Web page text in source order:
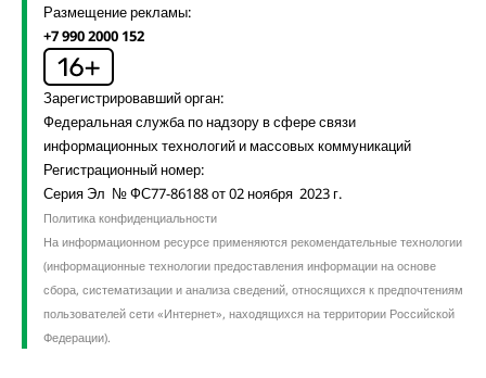
Размещение рекламы:
+7 990 2000 152
Зарегистрировавший орган:
Федеральная служба по надзору в сфере связи
информационных технологий и массовых коммуникаций
Регистрационный номер:
Серия Эл № ФС77-86188 от 02 ноября 2023 г.
Политика конфиденциальности
На информационном ресурсе применяются рекомендательные технологии
(информационные технологии предоставления информации на основе
сбора, систематизации и анализа сведений, относящихся к предпочтениям
пользователей сети «Интернет», находящихся на территории Российской
Федерации).